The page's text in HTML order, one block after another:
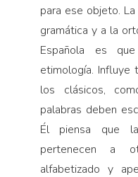
para ese objeto.
gramática y a la
Española es
etimología. Influye
los clásicos,
palabras deben
Él piensa que
pertenecen a
alfabetizado y